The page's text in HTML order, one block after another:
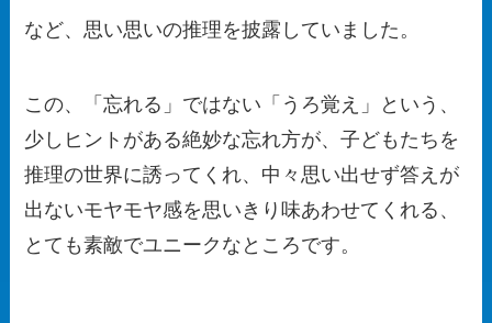
など、思い思いの推理を披露していました。
この、「忘れる」ではない「うろ覚え」という、
少しヒントがある絶妙な忘れ方が、子どもたちを
推理の世界に誘ってくれ、中々思い出せず答えが
出ないモヤモヤ感を思いきり味あわせてくれる、
とても素敵でユニークなところです。